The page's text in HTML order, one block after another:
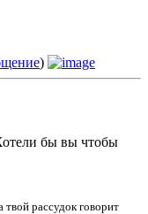
)
бы вы чтобы
твой рассудок говорит